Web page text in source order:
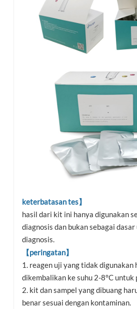
keterbatasan tes】
hasil dari kit ini hanya digunakan
diagnosis dan bukan sebagai
diagnosis.
【peringatan】
1. reagen uji yang tidak digunakan
dikembalikan ke suhu 2-8°C untuk
2. kit dan sampel yang dibuang
benar sesuai dengan kontaminan.